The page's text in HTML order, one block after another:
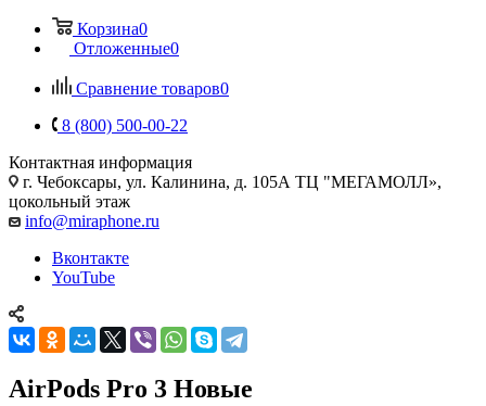
Корзина0
Отложенные0
Сравнение товаров0
8 (800) 500-00-22
Контактная информация
г. Чебоксары, ул. Калинина, д. 105А ТЦ "МЕГАМОЛЛ»,
цокольный этаж
info@miraphone.ru
Вконтакте
YouTube
AirPods Pro 3 Новые